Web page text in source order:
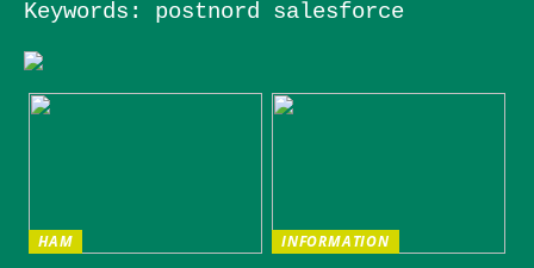
Keywords: postnord salesforce
HAM INFORMATION